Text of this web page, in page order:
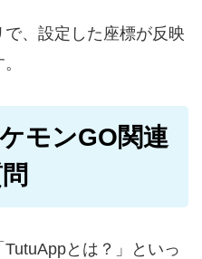
、設定した座標が反映
モンGO関連
とは？」といっ